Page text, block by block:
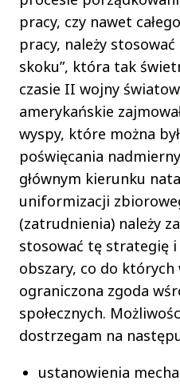
pracy, czy nawet
pracy, należy
skoku”, która tak
czasie II wojny
amerykańskie
wyspy, które można
poświęcania
głównym kierunku
uniformizacji
(zatrudnienia) należy
stosować tę strategię
obszary, co do
ograniczona zgoda
społecznych.
dostrzegam na
ustanowienia